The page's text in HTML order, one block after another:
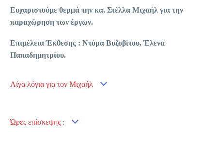
Ευχαριστούμε θερμά την κα. Στέλλα Μιχαήλ για την
παραχώρηση των έργων.
Επιμέλεια Έκθεσης : Ντόρα Βυζοβίτου, Έλενα
Παπαδημητρίου.
Λίγα λόγια για τον Μιχαήλ
Ώρες επίσκεψης :